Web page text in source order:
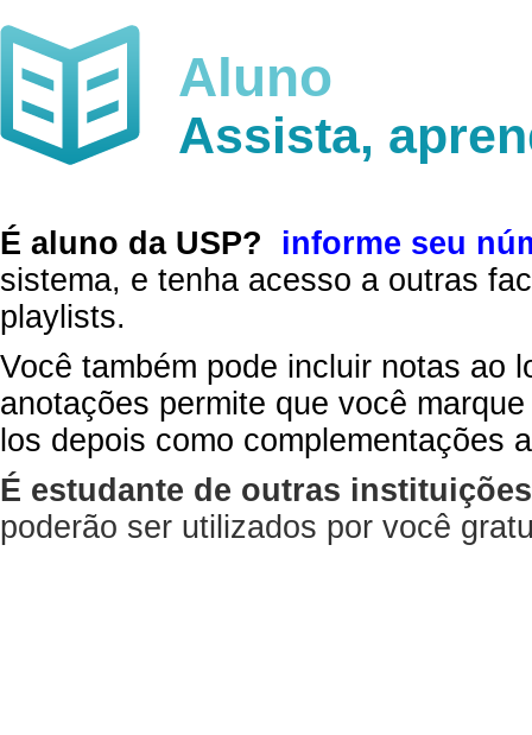
Aluno
Assista,
É aluno da USP?
informe seu
sistema, e tenha acesso a outras
playlists.
Você também pode incluir notas ao
anotações permite que você
los depois como complementações
É estudante de outras
poderão ser utilizados por você